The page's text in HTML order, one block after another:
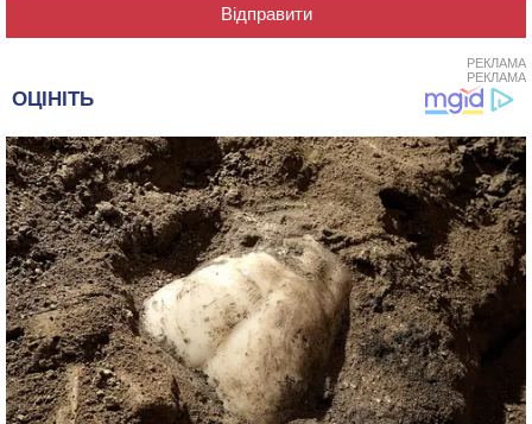
РЕКЛАМА
РЕКЛАМА